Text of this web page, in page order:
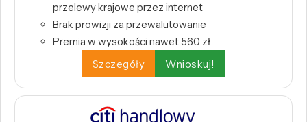
przelewy krajowe przez internet
Brak prowizji za przewalutowanie
Premia w wysokości nawet 560 zł
Szczegóły
Wnioskuj!